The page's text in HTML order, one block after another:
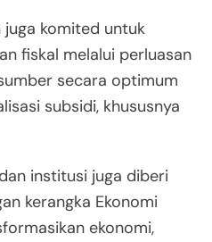
juga komited untuk
fiskal melalui perluasan
secara optimum
subsidi, khususnya
institusi juga diberi
kerangka Ekonomi
ekonomi,